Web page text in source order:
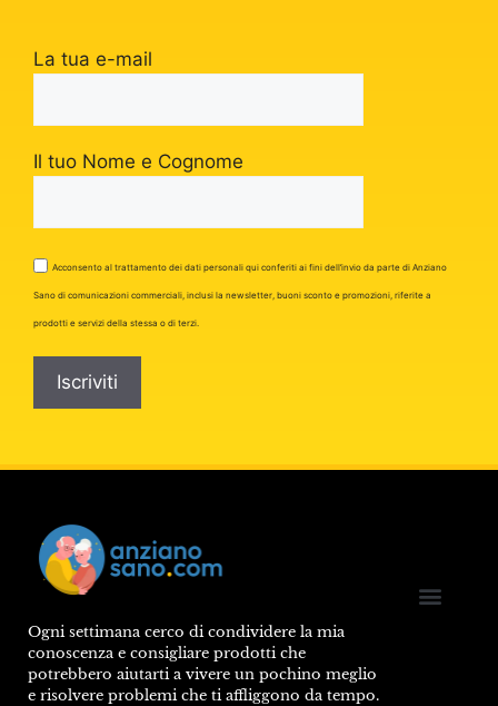
La tua e-mail
Il tuo Nome e Cognome
Acconsento al trattamento dei dati personali qui conferiti ai fini dell’invio da parte di Anziano
Sano di comunicazioni commerciali, inclusi la newsletter, buoni sconto e promozioni, riferite a
prodotti e servizi della stessa o di terzi.
Ogni settimana cerco di condividere la mia
conoscenza e consigliare prodotti che
potrebbero aiutarti a vivere un pochino meglio
e risolvere problemi che ti affliggono da tempo.